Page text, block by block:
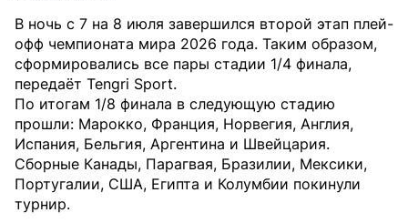
В ночь с 7 на 8 июля завершился второй этап плей-
офф чемпионата мира 2026 года. Таким образом,
сформировались все пары стадии 1/4 финала,
передаёт Tengri Sport.
По итогам 1/8 финала в следующую стадию
прошли: Марокко, Франция, Норвегия, Англия,
Испания, Бельгия, Аргентина и Швейцария.
Сборные Канады, Парагвая, Бразилии, Мексики,
Португалии, США, Египта и Колумбии покинули
турнир.